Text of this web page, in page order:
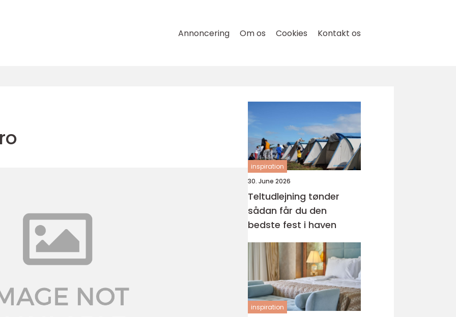
Annoncering Om os Cookies Kontakt os
inspiration
30. June 2026
Teltudlejning tønder
sådan får du den
bedste fest i haven
inspiration